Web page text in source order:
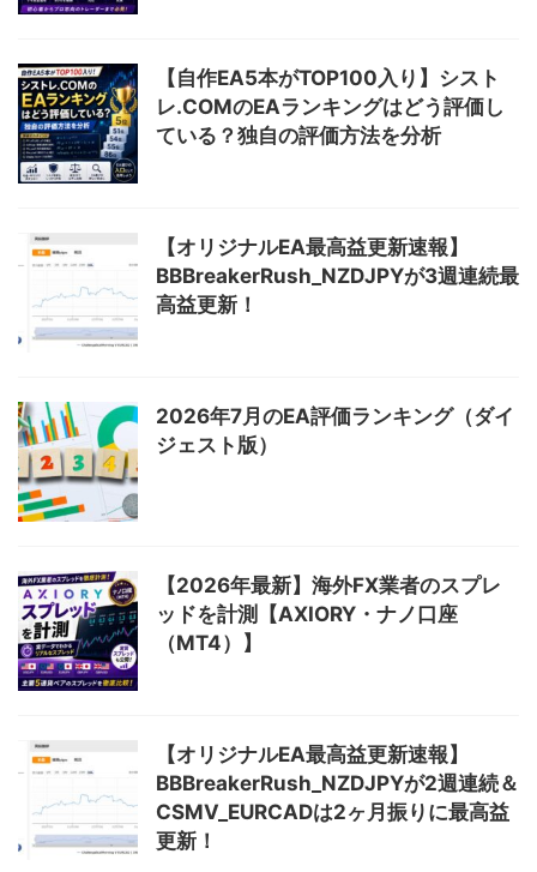
【自作EA5本がTOP100入り】シスト
レ.COMのEAランキングはどう評価し
ている？独自の評価方法を分析
【オリジナルEA最高益更新速報】
BBBreakerRush_NZDJPYが3週連続最
高益更新！
2026年7月のEA評価ランキング（ダイ
ジェスト版）
【2026年最新】海外FX業者のスプレ
ッドを計測【AXIORY・ナノ口座
（MT4）】
【オリジナルEA最高益更新速報】
BBBreakerRush_NZDJPYが2週連続＆
CSMV_EURCADは2ヶ月振りに最高益
更新！